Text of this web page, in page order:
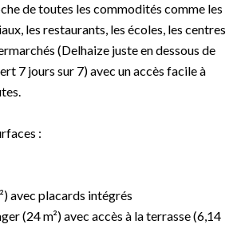
de toutes les commodités comme les
les restaurants, les écoles, les centres
(Delhaize juste en dessous de
7 jours sur 7) avec un accès facile à
:
avec placards intégrés
(24 m²) avec accès à la terrasse (6,14